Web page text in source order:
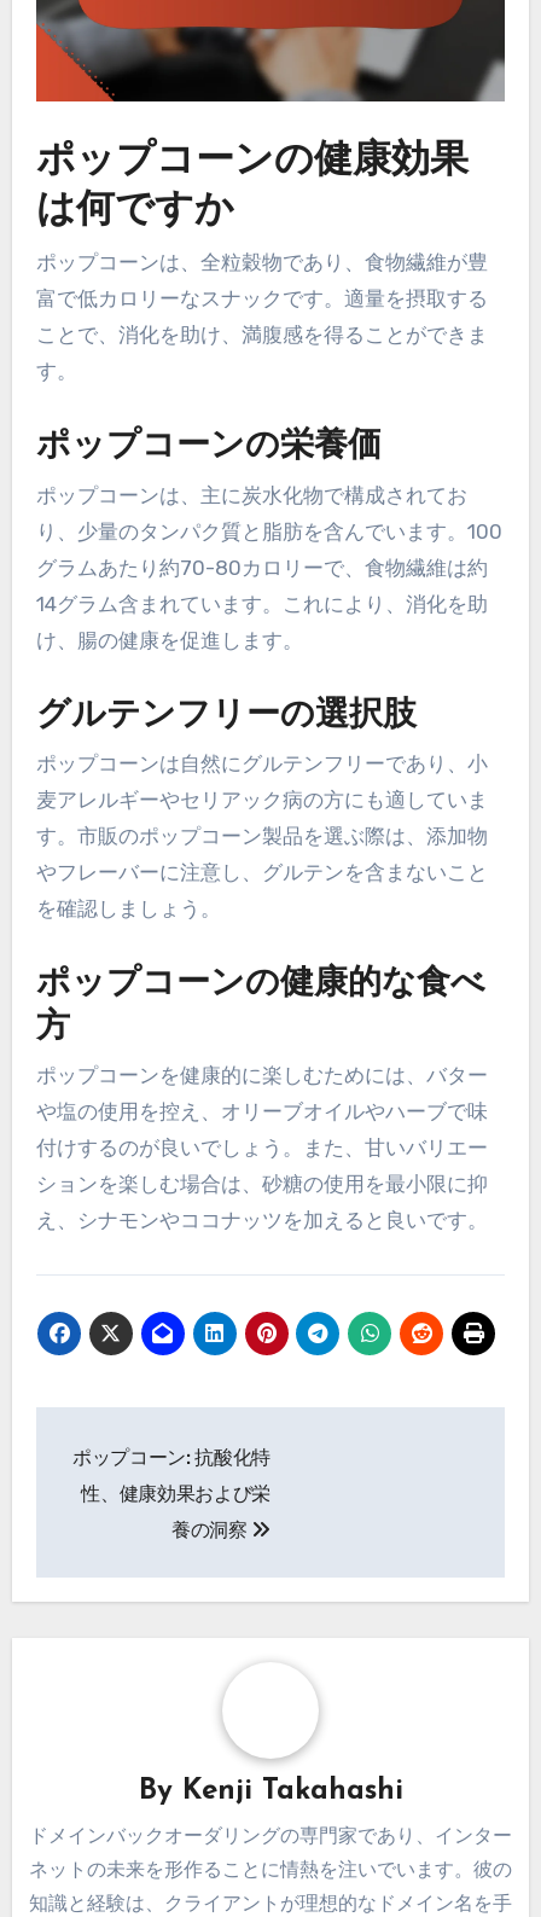
ポップコーンの健康効果
は何ですか
ポップコーンは、全粒穀物であり、食物繊維が豊
富で低カロリーなスナックです。適量を摂取する
ことで、消化を助け、満腹感を得ることができま
す。
ポップコーンの栄養価
ポップコーンは、主に炭水化物で構成されてお
り、少量のタンパク質と脂肪を含んでいます。100
グラムあたり約70-80カロリーで、食物繊維は約
14グラム含まれています。これにより、消化を助
け、腸の健康を促進します。
グルテンフリーの選択肢
ポップコーンは自然にグルテンフリーであり、小
麦アレルギーやセリアック病の方にも適していま
す。市販のポップコーン製品を選ぶ際は、添加物
やフレーバーに注意し、グルテンを含まないこと
を確認しましょう。
ポップコーンの健康的な食べ
方
ポップコーンを健康的に楽しむためには、バター
や塩の使用を控え、オリーブオイルやハーブで味
付けするのが良いでしょう。また、甘いバリエー
ションを楽しむ場合は、砂糖の使用を最小限に抑
え、シナモンやココナッツを加えると良いです。
navigation
ポップコーン: 抗酸化特
性、健康効果および栄
養の洞察
By Kenji Takahashi
ドメインバックオーダリングの専門家であり、インター
ネットの未来を形作ることに情熱を注いでいます。彼の
知識と経験は、クライアントが理想的なドメイン名を手